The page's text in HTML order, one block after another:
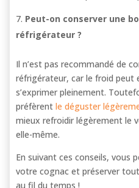
Peut-on conserver une
réfrigérateur ?
Il n’est pas recommandé de
réfrigérateur, car le froid peut
s’exprimer pleinement.
préfèrentle déguster
mieux refroidir légèrement le
elle-même.
En suivant ces conseils, vous
votre cognac et préserver
au fil du temps !